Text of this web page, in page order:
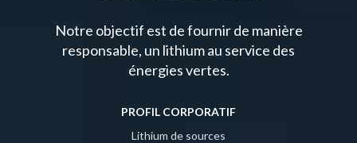
Notre objectif est de fournir de manière
responsable, un lithium au service des
énergies vertes.
PROFIL CORPORATIF
Lithium de sources